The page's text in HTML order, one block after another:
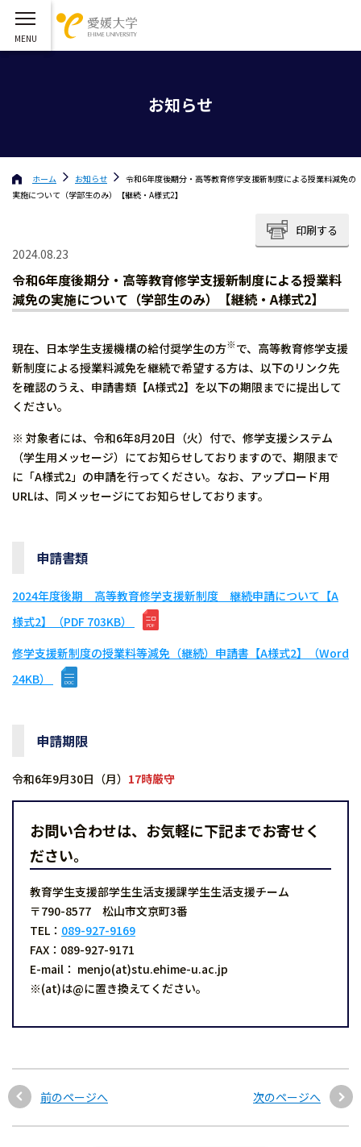
お知らせ
ホーム お知らせ
令和6年度後期分・高等教育修学支援新制度による授業料減免の
実施について（学部生のみ）【継続・A様式2】
印刷する
2024.08.23
令和6年度後期分・高等教育修学支援新制度による授業料
減免の実施について（学部生のみ）【継続・A様式2】
現在、日本学生支援機構の給付奨学生の方※で、高等教育修学支援
新制度による授業料減免を継続で希望する方は、以下のリンク先
を確認のうえ、申請書類【A様式2】を以下の期限までに提出して
ください。
※ 対象者には、令和6年8月20日（火）付で、修学支援システム
（学生用メッセージ）にてお知らせしておりますので、期限まで
に「A様式2」の申請を行ってください。なお、アップロード用
URLは、同メッセージにてお知らせしております。
申請書類
2024年度後期 高等教育修学支援新制度 継続申請について【A
様式2】（PDF 703KB）
修学支援新制度の授業料等減免（継続）申請書【A様式2】（Word
24KB）
申請期限
令和6年9月30日（月） 17時厳守
お問い合わせは、お気軽に下記までお寄せく
ださい。
教育学生支援部学生生活支援課学生生活支援チーム
〒790-8577 松山市文京町3番
TEL： 089-927-9169
FAX：089-927-9171
E-mail： menjo(at)stu.ehime-u.ac.jp
※(at)は@に置き換えてください。
前のページへ 次のページへ